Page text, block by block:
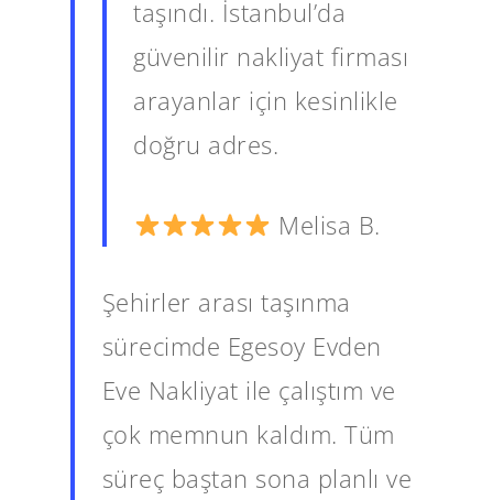
taşındı. İstanbul’da
güvenilir nakliyat firması
arayanlar için kesinlikle
doğru adres.
Melisa B.
Şehirler arası taşınma
sürecimde Egesoy Evden
Eve Nakliyat ile çalıştım ve
çok memnun kaldım. Tüm
süreç baştan sona planlı ve